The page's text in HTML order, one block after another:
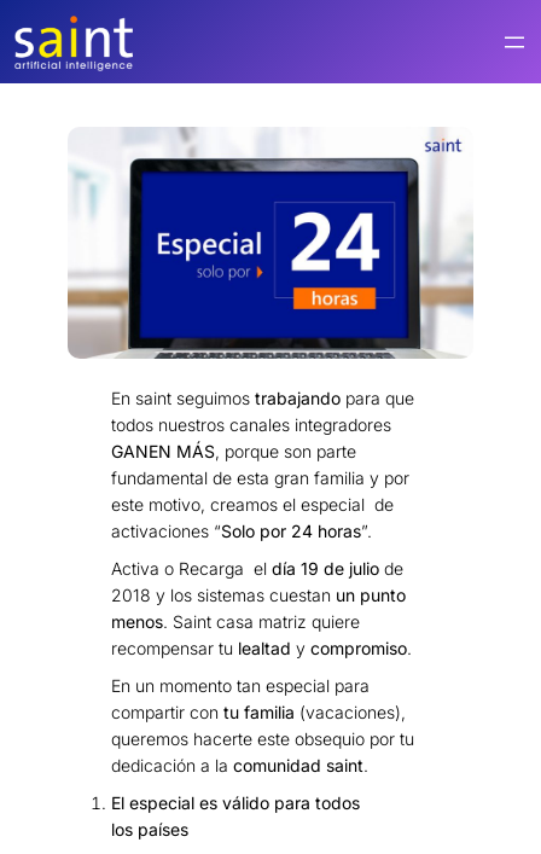
contenido
En saint seguimos trabajandopara que
todos nuestros canales integradores
GANEN MÁS, porque son parte
fundamental de esta gran familia y por
este motivo, creamos el especial de
activaciones “Solo por 24 horas”.
Activa o Recarga el día 19 de juliode
2018 y los sistemas cuestan un punto
menos. Saint casa matriz quiere
recompensar tu lealtad y compromiso.
En un momento tan especial para
compartir con tu familia (vacaciones),
queremos hacerte este obsequio por tu
dedicación a la comunidad saint.
El especial es válido para todos
los países